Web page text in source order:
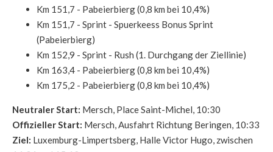
Km 151,7 - Pabeierbierg (0,8 km bei 10,4%)
Km 151,7 - Sprint - Spuerkeess Bonus Sprint
(Pabeierbierg)
Km 152,9 - Sprint - Rush (1. Durchgang der Ziellinie)
Km 163,4 - Pabeierbierg (0,8 km bei 10,4%)
Km 175,2 - Pabeierbierg (0,8 km bei 10,4%)
Neutraler Start: Mersch, Place Saint-Michel, 10:30
Offizieller Start: Mersch, Ausfahrt Richtung Beringen, 10:33
Ziel: Luxemburg-Limpertsberg, Halle Victor Hugo, zwischen